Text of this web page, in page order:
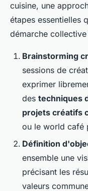
cuisine, une
étapes essentielles
démarche collective
Brainstorming
sessions de
exprimer
des techniques
projets créatifs
ou le world café
Définition
ensemble une
précisant les
valeurs